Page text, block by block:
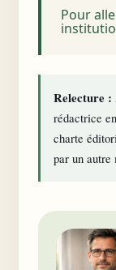
Pour
Relecture :
rédactrice
charte
par un autre